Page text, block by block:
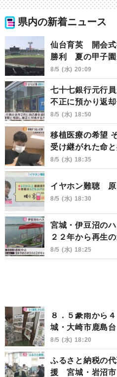
県内の新着ニュース
仙台育英 開会式
勝利 夏の甲子園
8/5 (水) 20:09
七十七銀行元行
不正に預かり返
8/5 (水) 18:50
移植医療の希望
受け継がれた命
8/5 (水) 18:35
イヤホン難聴 原
8/5 (水) 18:30
宮城・伊豆沼の
２２年から再生
8/5 (水) 18:25
８．５豪雨から
城・大崎市鹿島台
8/5 (水) 18:20
ふるさと納税の
援 宮城・岩沼市